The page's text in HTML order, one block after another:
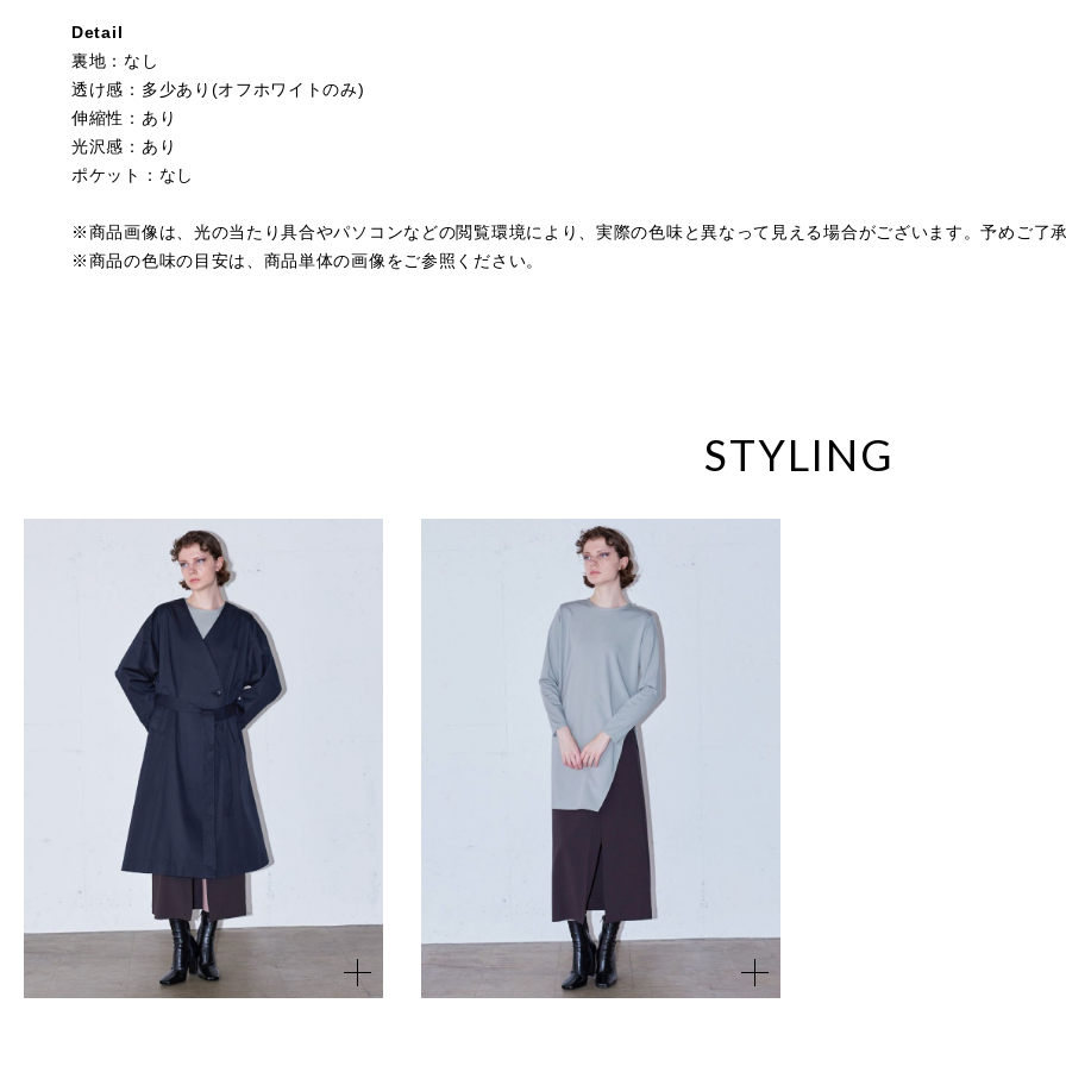
Detail
裏地：なし
透け感：多少あり(オフホワイトのみ)
伸縮性：あり
光沢感：あり
ポケット：なし
※商品画像は、光の当たり具合やパソコンなどの閲覧環境により、実際の色味と異なって見える場合がございます。予めご了承
※商品の色味の目安は、商品単体の画像をご参照ください。
STYLING